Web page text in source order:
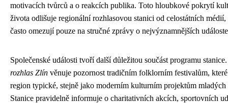
motivacích tvůrců a o reakcích publika. Toto hloubkové pokrytí
života odlišuje regionální rozhlasovou stanici od celostátních médií,
často omezují pouze na stručné zprávy o nejvýznamnějších
Společenské události tvoří další důležitou součást programu
rozhlas Zlín věnuje pozornost tradičním folklorním festivalům,
region typické, stejně jako moderním kulturním projektům mladých
Stanice pravidelně informuje o charitativních akcích, sportovních